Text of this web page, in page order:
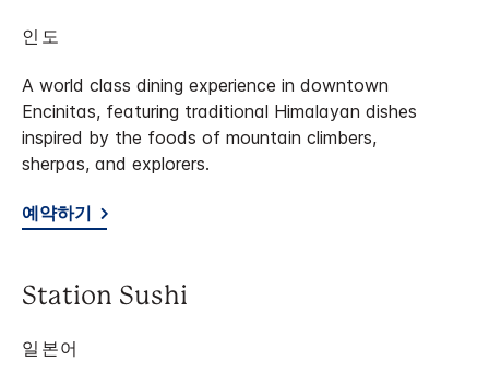
인도
A world class dining experience in downtown
Encinitas, featuring traditional Himalayan dishes
inspired by the foods of mountain climbers,
sherpas, and explorers.
예약하기
Station Sushi
일본어